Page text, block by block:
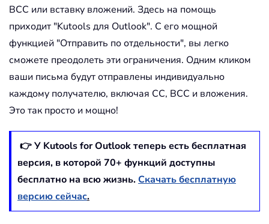
BCC или вставку вложений. Здесь на помощь
приходит "Kutools для Outlook". С его мощной
функцией "Отправить по отдельности", вы легко
сможете преодолеть эти ограничения. Одним кликом
ваши письма будут отправлены индивидуально
каждому получателю, включая CC, BCC и вложения.
Это так просто и мощно!
👉 У Kutools for Outlook теперь есть бесплатная
версия, в которой 70+ функций доступны
бесплатно на всю жизнь.Скачать бесплатную
версию сейчас.